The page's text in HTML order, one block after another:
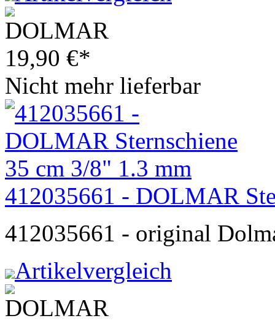
19,90 €*
Nicht mehr lieferbar
412035661 - DOLMAR
412035661 - original
Artikelvergleich